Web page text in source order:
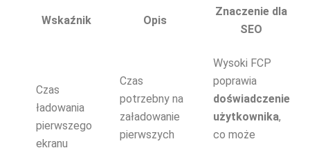
Wskaźnik Opis
Znaczenie dla
SEO
Czas
ładowania
pierwszego
ekranu
Czas
potrzebny na
załadowanie
pierwszych
Wysoki FCP
poprawia
doświadczenie
użytkownika,
co może